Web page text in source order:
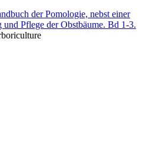
der Pomologie, nebst einer
Pflege der Obstbäume. Bd 1-3.